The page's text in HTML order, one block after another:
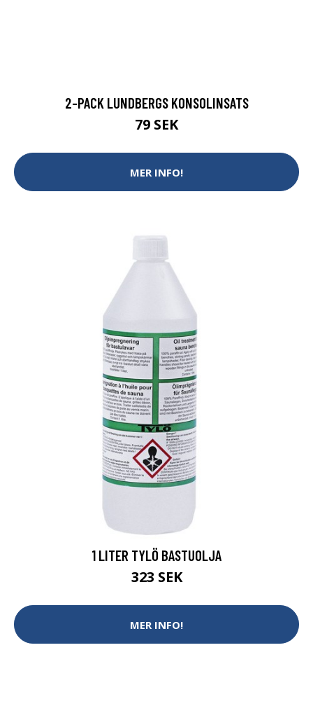
2-PACK LUNDBERGS KONSOLINSATS
79 SEK
MER INFO!
1 LITER TYLÖ BASTUOLJA
323 SEK
MER INFO!